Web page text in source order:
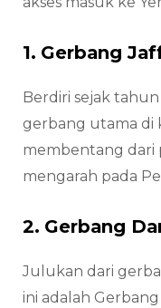
1. Gerbang
Berdiri sejak
gerbang utama di
membentang dari
mengarah pada
2. Gerbang
Julukan dari
ini adalah